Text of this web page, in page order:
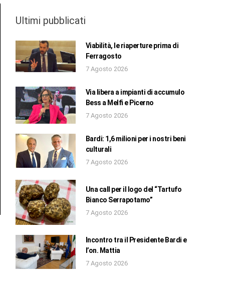
Ultimi pubblicati
Viabilità, le riaperture prima di
Ferragosto
7 Agosto 2026
Via libera a impianti di accumulo
Bess a Melfi e Picerno
7 Agosto 2026
Bardi: 1,6 milioni per i nostri beni
culturali
7 Agosto 2026
Una call per il logo del “Tartufo
Bianco Serrapotamo”
7 Agosto 2026
Incontro tra il Presidente Bardi e
l’on. Mattia
7 Agosto 2026